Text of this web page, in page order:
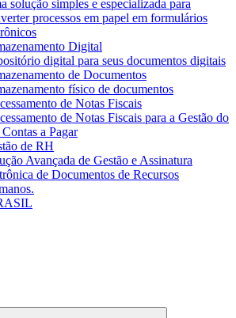
solução simples e especializada para
processos em papel em formulários
Digital
digital para seus documentos digitais
de Documentos
físico de documentos
de Notas Fiscais
de Notas Fiscais para a Gestão do
Contas a Pagar
de RH
Avançada de Gestão e Assinatura
de Documentos de Recursos